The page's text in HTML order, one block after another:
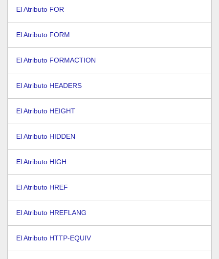
El Atributo FOR
El Atributo FORM
El Atributo FORMACTION
El Atributo HEADERS
El Atributo HEIGHT
El Atributo HIDDEN
El Atributo HIGH
El Atributo HREF
El Atributo HREFLANG
El Atributo HTTP-EQUIV